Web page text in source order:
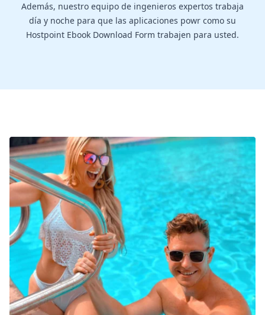
Además, nuestro equipo de ingenieros expertos trabaja
día y noche para que las aplicaciones powr como su
Hostpoint Ebook Download Form trabajen para usted.